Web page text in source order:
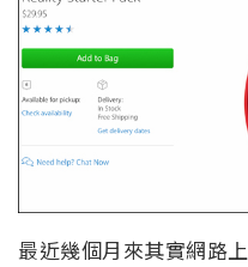
最近幾個月來其實網路